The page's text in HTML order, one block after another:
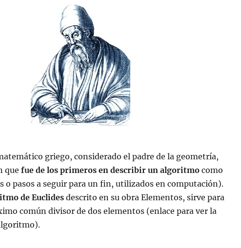
griego, considerado el padre de la geometría,
que fue de los primeros en describir un algoritmocomo
o pasos a seguir para un fin, utilizados en computación).
de Euclidesdescrito en su obra Elementos, sirve para
común divisor de dos elementos (enlace para ver la